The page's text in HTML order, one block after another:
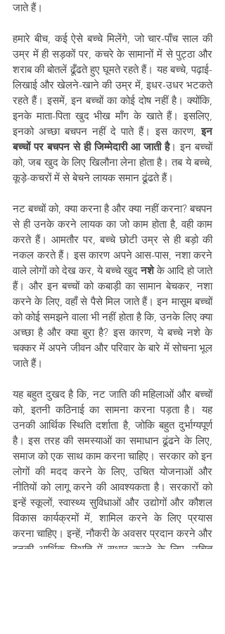
जाते हैं।
हमारे बीच, कई ऐसे बच्चे मिलेंगे, जो चार-पाँच साल की
उम्र में ही सड़कों पर, कचरे के सामानों में से पुट्ठा और
शराब की बोतलें ढूँढते हुए घूमते रहते हैं। यह बच्चे, पढ़ाई-
लिखाई और खेलने-खाने की उम्र में, इधर-उधर भटकते
रहते हैं। इसमें, इन बच्चों का कोई दोष नहीं है। क्योंकि,
इनके माता-पिता खुद भीख माँग के खाते हैं। इसलिए,
इनको अच्छा बचपन नहीं दे पाते हैं। इस कारण, इन
बच्चों पर बचपन से ही जिम्मेदारी आ जाती है। इन बच्चों
को, जब खुद के लिए खिलौना लेना होता है। तब ये बच्चे,
कूड़े-कचरों में से बेचने लायक समान ढूंढते हैं।
नट बच्चों को, क्या करना है और क्या नहीं करना? बचपन
से ही उनके करने लायक का जो काम होता है, वही काम
करते हैं। आमतौर पर, बच्चे छोटी उम्र से ही बड़ो की
नकल करते हैं। इस कारण अपने आस-पास, नशा करने
वाले लोगों को देख कर, ये बच्चे खुद नशे के आदि हो जाते
हैं। और इन बच्चों को कबाड़ी का सामान बेचकर, नशा
करने के लिए, वहाँ से पैसे मिल जाते हैं। इन मासूम बच्चों
को कोई समझने वाला भी नहीं होता है कि, उनके लिए क्या
अच्छा है और क्या बुरा है? इस कारण, ये बच्चे नशे के
चक्कर में अपने जीवन और परिवार के बारे में सोचना भूल
जाते हैं।
यह बहुत दुखद है कि, नट जाति की महिलाओं और बच्चों
को, इतनी कठिनाई का सामना करना पड़ता है। यह
उनकी आर्थिक स्थिति दर्शाता है, जोकि बहुत दुर्भाग्यपूर्ण
है। इस तरह की समस्याओं का समाधान ढूंढने के लिए,
समाज को एक साथ काम करना चाहिए। सरकार को इन
लोगों की मदद करने के लिए, उचित योजनाओं और
नीतियों को लागू करने की आवश्यकता है। सरकारों को
इन्हें स्कूलों, स्वास्थ्य सुविधाओं और उद्योगों और कौशल
विकास कार्यक्रमों में, शामिल करने के लिए प्रयास
करना चाहिए। इन्हें, नौकरी के अवसर प्रदान करने और
इनकी आर्थिक स्थिति में सुधार करने के लिए, उचित